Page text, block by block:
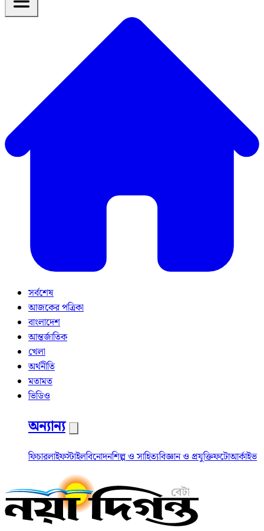
সর্বশেষ
আজকের পত্রিকা
বাংলাদেশ
আন্তর্জাতিক
খেলা
অর্থনীতি
মতামত
ভিডিও
অন্যান্য
ফিচারলাইফস্টাইলবিনোদনশিল্প ও সাহিত্যবিজ্ঞান ও প্রযুক্তিফটোআর্কাইভ